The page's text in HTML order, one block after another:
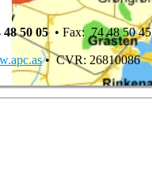
48 50 05• Fax: 74 48 50 45
• CVR: 26810086